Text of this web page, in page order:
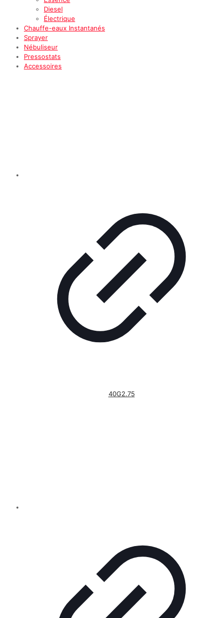
Diesel
Électrique
Chauffe-eaux Instantanés
Sprayer
Nébuliseur
Pressostats
Accessoires
40G2.75